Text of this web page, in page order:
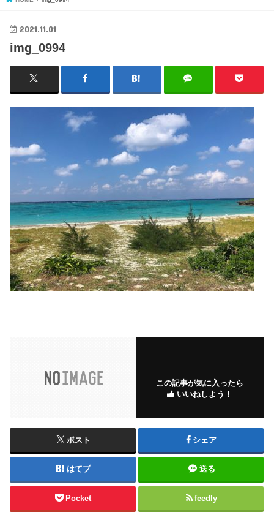
2021.11.01
img_0994
この記事が気に入ったら
いいねしよう！
ポスト シェア
はてブ 送る
Pocket feedly